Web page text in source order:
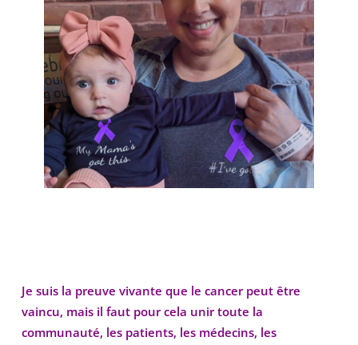
Je suis la preuve vivante que le cancer peut être
vaincu, mais il faut pour cela unir toute la
communauté, les patients, les médecins, les